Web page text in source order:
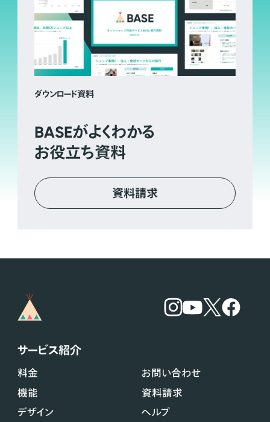
ダウンロード資料
BASEがよくわかる
お役立ち資料
資料請求
サービス紹介
料金
機能
デザイン
お問い合わせ
資料請求
ヘルプ